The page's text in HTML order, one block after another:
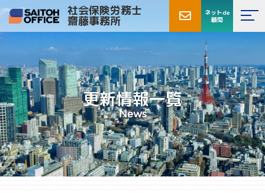
更新情報一覧
News
ネットde
顧問
社会保険労務士
齋藤事務所